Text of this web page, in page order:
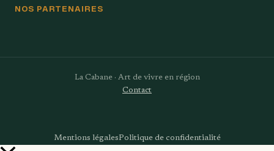
NOS PARTENAIRES
La Cabane · Art de vivre en région
Contact
Mentions légalesPolitique de confidentialité